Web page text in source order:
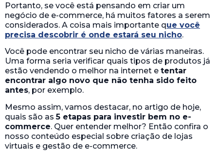
Portanto, se você está pensando em criar um
negócio de e-commerce, há muitos fatores a serem
considerados. A coisa mais importante que você
precisa descobrir é onde estará seu nicho.
Você pode encontrar seu nicho de várias maneiras.
Uma forma seria verificar quais tipos de produtos já
estão vendendo o melhor na internet e tentar
encontrar algo novo que não tenha sido feito
antes, por exemplo.
Mesmo assim, vamos destacar, no artigo de hoje,
quais são as5 etapas para investir bem no e-
commerce. Quer entender melhor? Então confira o
nosso conteúdo especial sobre criação de lojas
virtuais e gestão de e-commerce.